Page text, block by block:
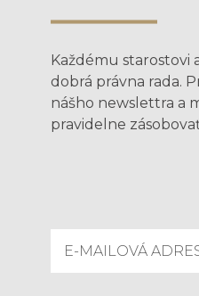
Každému starostovi
dobrá právna rada.
nášho newslettra a
pravidelne